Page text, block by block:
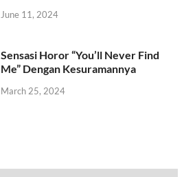
June 11, 2024
Sensasi Horor “You’ll Never Find
Me” Dengan Kesuramannya
March 25, 2024